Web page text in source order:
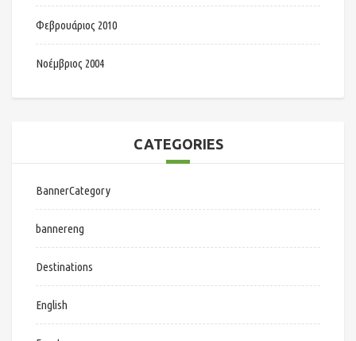
Φεβρουάριος 2010
Νοέμβριος 2004
CATEGORIES
BannerCategory
bannereng
Destinations
English